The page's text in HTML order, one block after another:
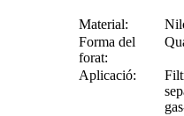
Material:
Forma del
forat:
Aplicació: